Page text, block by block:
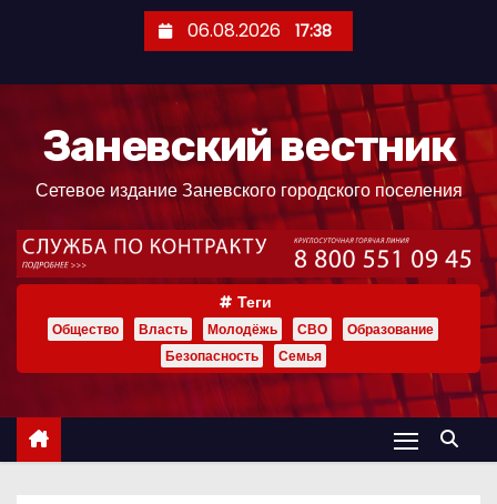
ж
06.08.2026 17:38
Заневский вестник
Сетевое издание Заневского городского поселения
Теги
Общество Власть Молодёжь СВО
Образование
Безопасность
Семья